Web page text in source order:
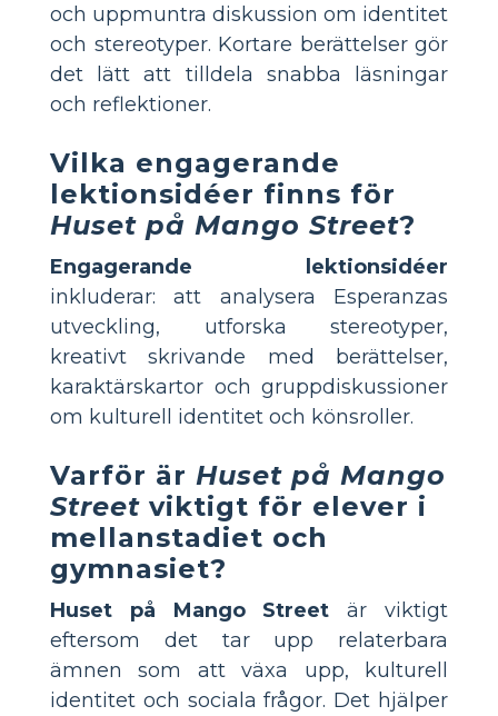
och uppmuntra diskussion om identitet
och stereotyper. Kortare berättelser gör
det lätt att tilldela snabba läsningar
och reflektioner.
Vilka engagerande
lektionsidéer finns för
Huset på Mango Street?
Engagerande lektionsidéer
inkluderar: att analysera Esperanzas
utveckling, utforska stereotyper,
kreativt skrivande med berättelser,
karaktärskartor och gruppdiskussioner
om kulturell identitet och könsroller.
Varför är Huset på Mango
Street viktigt för elever i
mellanstadiet och
gymnasiet?
Huset på Mango Street är viktigt
eftersom det tar upp relaterbara
ämnen som att växa upp, kulturell
identitet och sociala frågor. Det hjälper